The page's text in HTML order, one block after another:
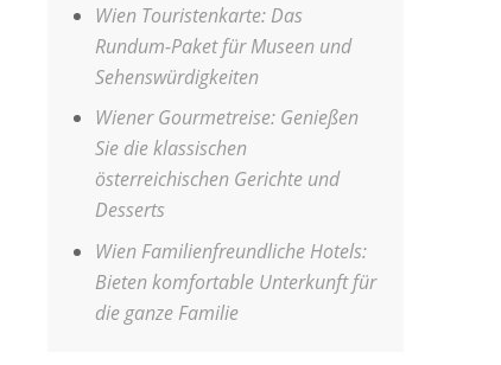
Wien Touristenkarte: Das
Rundum-Paket für Museen und
Sehenswürdigkeiten
Wiener Gourmetreise: Genießen
Sie die klassischen
österreichischen Gerichte und
Desserts
Wien Familienfreundliche Hotels:
Bieten komfortable Unterkunft für
die ganze Familie